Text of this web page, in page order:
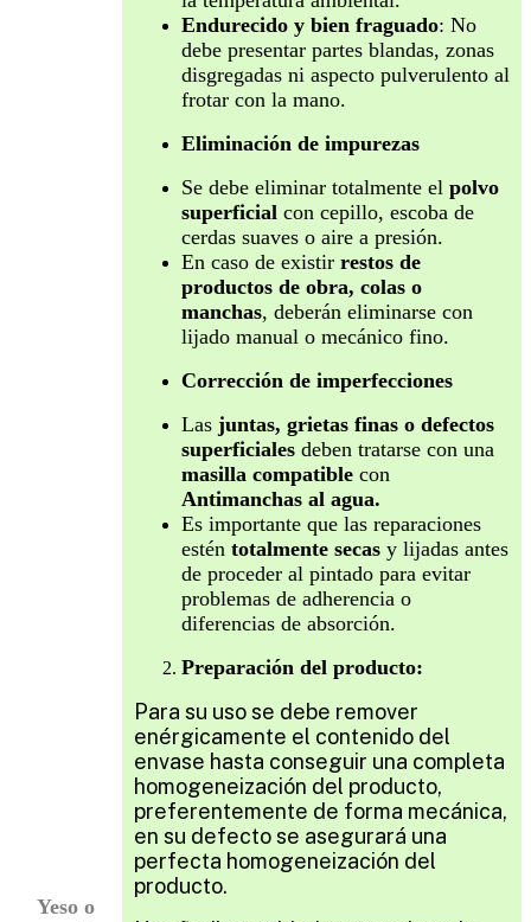
Yeso o
Endurecido y bien fraguado: No
debe presentar partes blandas, zonas
disgregadas ni aspecto pulverulento al
frotar con la mano.
Eliminación de impurezas
Se debe eliminar totalmente el polvo
superficial con cepillo, escoba de
cerdas suaves o aire a presión.
En caso de existir restos de
productos de obra, colas o
manchas, deberán eliminarse con
lijado manual o mecánico fino.
Corrección de imperfecciones
Las juntas, grietas finas o defectos
superficiales deben tratarse con una
masilla compatible con
Antimanchas al agua.
Es importante que las reparaciones
estén totalmente secas y lijadas antes
de proceder al pintado para evitar
problemas de adherencia o
diferencias de absorción.
Preparación del producto:
Para su uso se debe remover
enérgicamente el contenido del
envase hasta conseguir una completa
homogeneización del producto,
preferentemente de forma mecánica,
en su defecto se asegurará una
perfecta homogeneización del
producto.